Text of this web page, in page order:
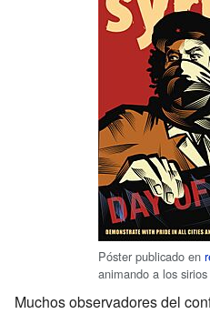
Póster publicado en
animando a los
Muchos observadores del